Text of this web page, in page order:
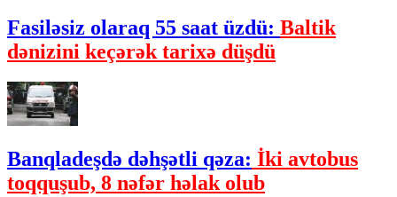
Fasiləsiz olaraq 55 saat üzdü: Baltik
dənizini keçərək tarixə düşdü
Banqladeşdə dəhşətli qəza: İki avtobus
toqquşub, 8 nəfər həlak olub